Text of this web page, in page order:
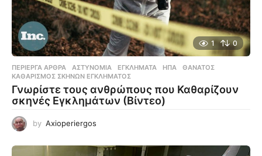
1 0
ΠΕΡΊΕΡΓΑ ΆΡΘΡΑ ΑΣΤΥΝΟΜΊΑ ,ΕΓΚΛΉΜΑΤΑ ,ΗΠΑ ,ΘΆΝΑΤΟΣ
ΚΑΘΑΡΙΣΜΌΣ ΣΚΗΝΏΝ ΕΓΚΛΉΜΑΤΟΣ
Γνωρίστε τους ανθρώπους που Καθαρίζουν
σκηνές Εγκλημάτων (Βίντεο)
by Axioperiergos